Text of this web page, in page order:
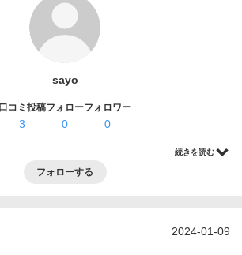
sayo
口コミ投稿
3
フォロー
0
フォロワー
0
続きを読む
フォローする
2024-01-09